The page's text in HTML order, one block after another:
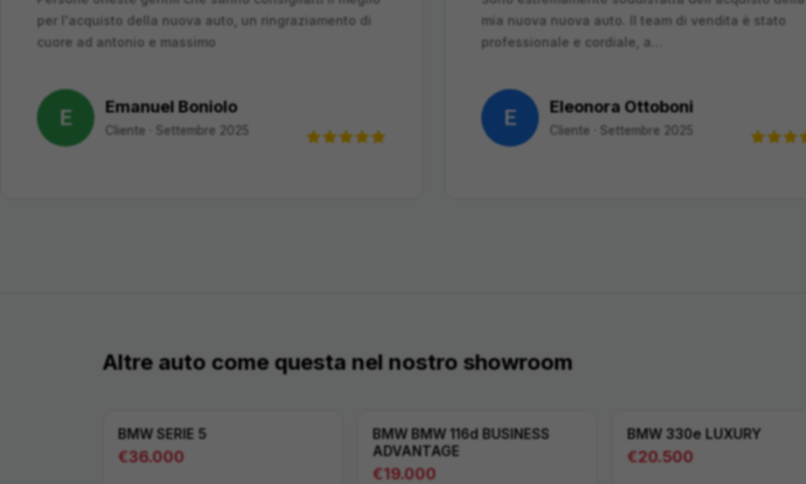
mia nuova nuova auto. Il team di vendita è stato
professionale e cordiale, a…
E Eleonora Ottoboni
Cliente·Settembre 2025
mia nuova nuova auto. Il team di vendita è
professionale e cordiale, a…
E Eleonora Ottoboni
Cliente·Settembre 2025
Altre auto come questa nel nostro showroom
BMW SERIE 5
€36.000
BMW BMW 116d BUSINESS
ADVANTAGE
€19.000
BMW 330e LUXURY
€20.500